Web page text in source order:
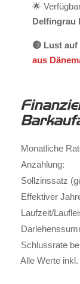
🌟
Delfingrau
🔴 Lust
aus
Monatliche
Anzahlung:
Sollzinssatz
Effektiver
Laufzeit/
Schlussrate
Alle Werte